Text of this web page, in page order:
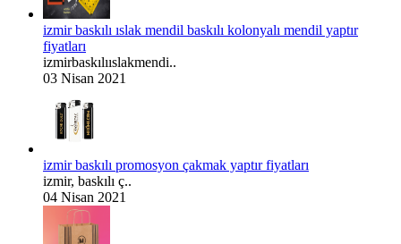
izmir baskılı ıslak mendil baskılı kolonyalı mendil yaptır
fiyatları
izmirbaskılııslakmendi..
03 Nisan 2021
izmir baskılı promosyon çakmak yaptır fiyatları
izmir, baskılı ç..
04 Nisan 2021